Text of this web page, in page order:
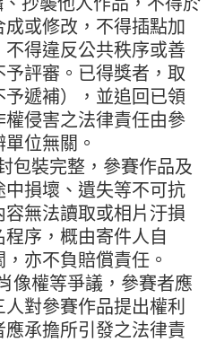
或修改，不得插點加
得違反公共秩序或善
予評審。已得獎者，取
遞補），並追回已領
侵害之法律責任由參
位無關。
包裝完整，參賽作品及
損壞、遺失等不可抗
無法讀取或相片汙損
序，概由寄件人自
亦不負賠償責任。
像權等爭議，參賽者應
對參賽作品提出權利
承擔所引發之法律責